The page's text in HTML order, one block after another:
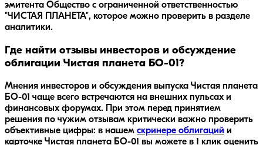
эмитента Общество с ограниченной ответственностью
"ЧИСТАЯ ПЛАНЕТА", которое можно проверить в разделе
аналитики.
Где найти отзывы инвесторов и обсуждение
облигации Чистая планета БО-01?
Мнения инвесторов и обсуждения выпуска Чистая планета
БО-01 чаще всего встречаются на внешних пульсах и
финансовых форумах. При этом перед принятием
решения по чужим отзывам критически важно проверить
объективные цифры: в нашем скринере облигаций и
карточке Чистая планета БО-01 вы можете в 1 клик оценить